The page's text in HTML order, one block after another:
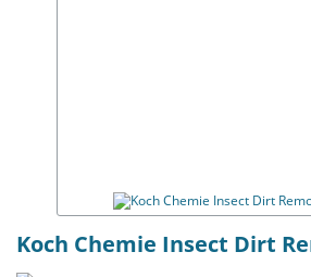
Koch Chemie Insect Dirt